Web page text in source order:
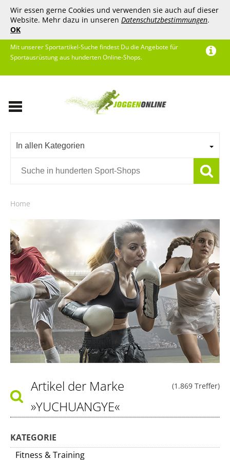
Wir essen gerne Cookies und verwenden sie auch auf dieser
Website. Mehr dazu in unseren Datenschutzbestimmungen.
OK
Mit unserer Sportartikel-Suche findest Du die Angebote für
Sportausrüstung aus hunderten Online-Shops.
In allen Kategorien
Home
(1.869 Treffer)
Artikel der Marke
»YUCHUANGYE«
KATEGORIE
Fitness & Training